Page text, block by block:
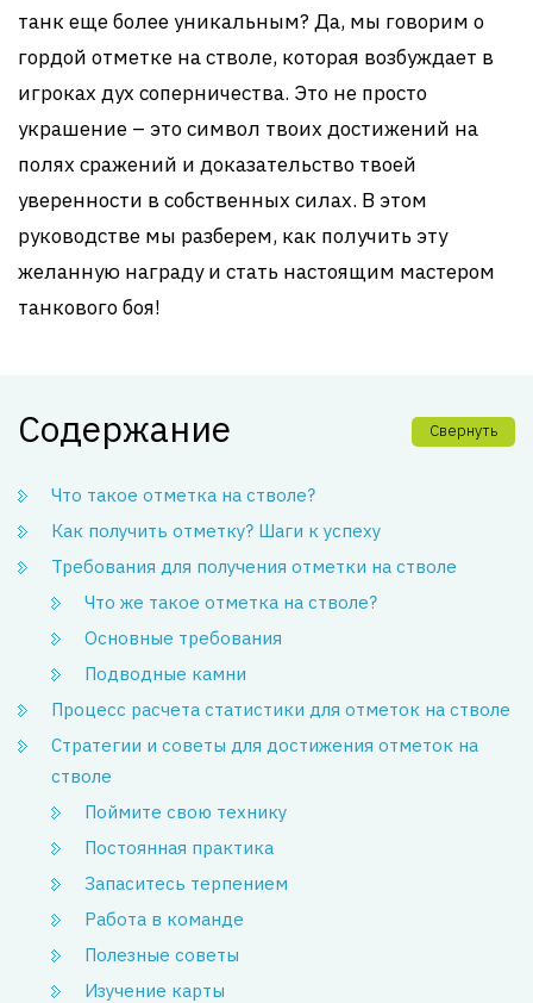
танк еще более уникальным? Да, мы говорим о
гордой отметке на стволе, которая возбуждает в
игроках дух соперничества. Это не просто
украшение – это символ твоих достижений на
полях сражений и доказательство твоей
уверенности в собственных силах. В этом
руководстве мы разберем, как получить эту
желанную награду и стать настоящим мастером
танкового боя!
Содержание Свернуть
Что такое отметка на стволе?
Как получить отметку? Шаги к успеху
Требования для получения отметки на стволе
Что же такое отметка на стволе?
Основные требования
Подводные камни
Процесс расчета статистики для отметок на стволе
Стратегии и советы для достижения отметок на
стволе
Поймите свою технику
Постоянная практика
Запаситесь терпением
Работа в команде
Полезные советы
Изучение карты